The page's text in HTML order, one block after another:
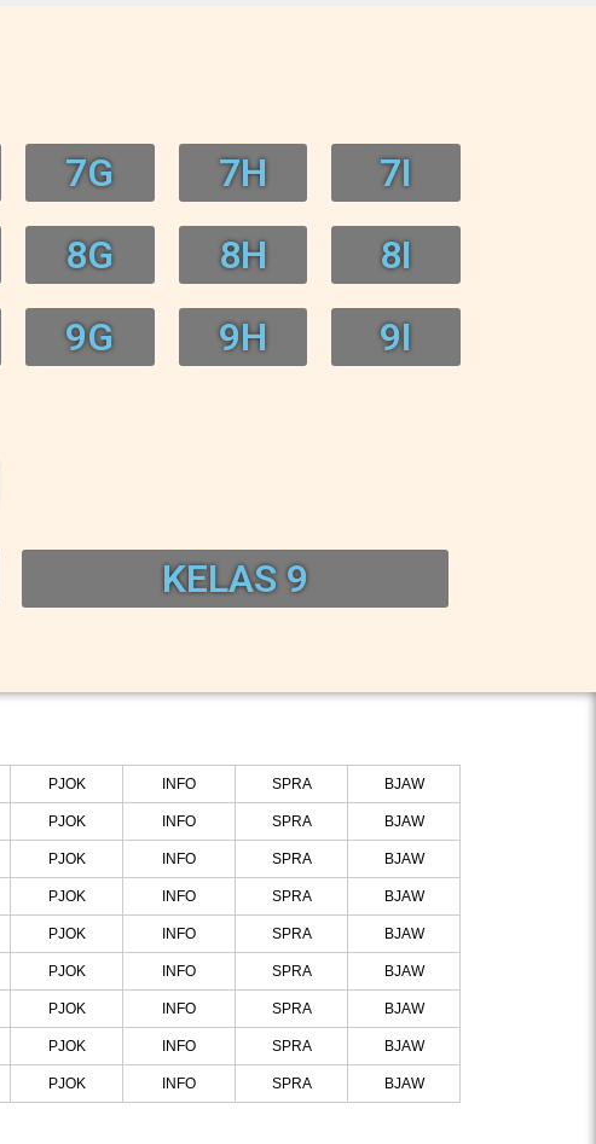
7G
8G
9G
7H
8H
9H
7I
8I
9I
KELAS 9
PJOK INFO SPRA BJAW
PJOK INFO SPRA BJAW
PJOK INFO SPRA BJAW
PJOK INFO SPRA BJAW
PJOK INFO SPRA BJAW
PJOK INFO SPRA BJAW
PJOK INFO SPRA BJAW
PJOK INFO SPRA BJAW
PJOK INFO SPRA BJAW